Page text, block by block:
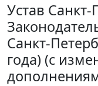
Устав
Санкт-
года) (с